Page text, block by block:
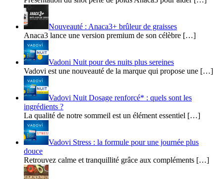
Nouveauté : Anaca3+ brûleur de graisses
Anaca3 lance une version premium de son célèbre […]
Vadoni Nuit pour des nuits plus sereines
Vadovi est une nouveauté de la marque qui propose une […]
Vadovi Nuit Dosage renforcé* : quels sont les
ingrédients ?
La qualité de notre sommeil est un élément essentiel […]
Vadovi Stress : la formule pour une journée plus
douce
Retrouvez calme et tranquillité grâce aux compléments […]